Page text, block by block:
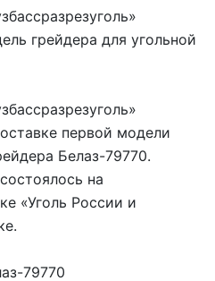
грейдера для угольной
первой модели
Белаз-79770.
на
«Уголь России и
79770